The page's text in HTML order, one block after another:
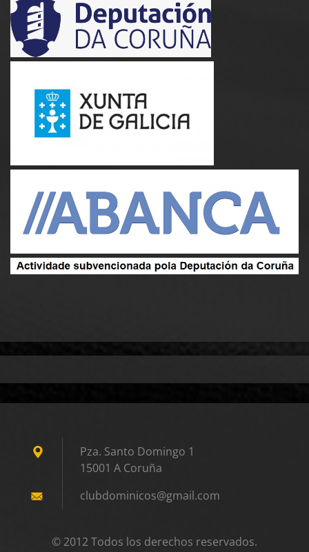
Pza. Santo Domingo 1
15001 A Coruña
clubdominicos@gmail.com
© 2012 Todos los derechos reservados.